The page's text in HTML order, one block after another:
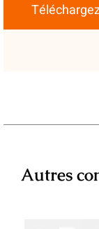
Autres